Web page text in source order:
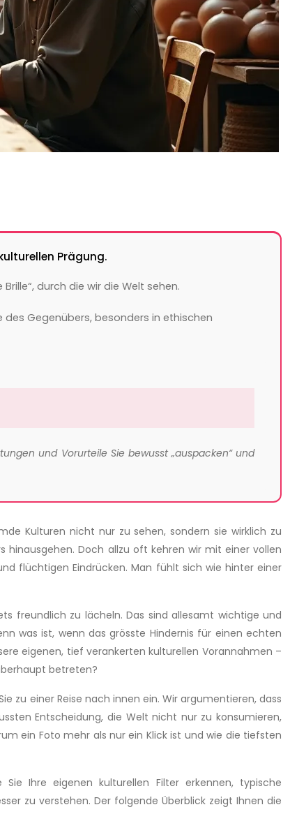
Prägung.
durch die wir die Welt sehen.
Gegenübers, besonders in ethischen
und Vorurteile Sie bewusst „auspacken“ und
Kulturen nicht nur zu sehen, sondern sie wirklich zu
hinausgehen. Doch allzu oft kehren wir mit einer vollen
flüchtigen Eindrücken. Man fühlt sich wie hinter einer
freundlich zu lächeln. Das sind allesamt wichtige und
was ist, wenn das grösste Hindernis für einen echten
eigenen, tief verankerten kulturellen Vorannahmen –
betreten?
zu einer Reise nach innen ein. Wir argumentieren, dass
Entscheidung, die Welt nicht nur zu konsumieren,
ein Foto mehr als nur ein Klick ist und wie die tiefsten
Ihre eigenen kulturellen Filter erkennen, typische
zu verstehen. Der folgende Überblick zeigt Ihnen die